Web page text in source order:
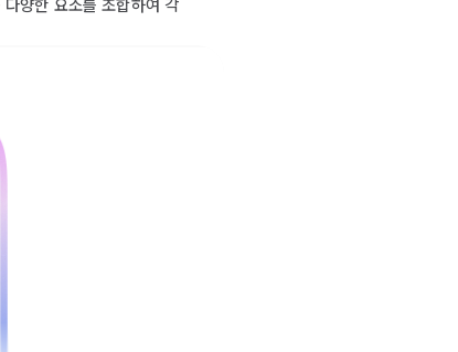
양한 요소를 조합하여 각